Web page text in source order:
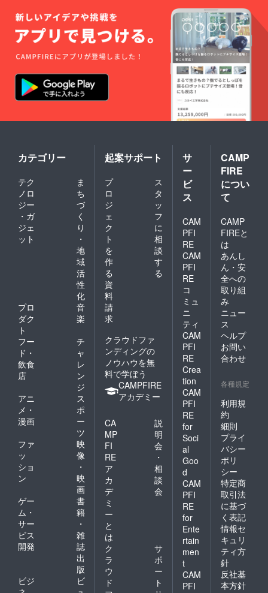
てこれは幾
多の不完全
燃焼の優秀
な技術者を
虚しく葬る
原因となっ
てしまった
のです。
会社群が元
気に忙しく
活動してい
た時代を知
る最後の年
代でもあり
ます。さら
に先輩の中
には長年の
実務経験で
培われたア
イデアや知
見を、多数
お持ちであ
りながら、
それらを世
に出す場も
仲間も資金
もないとい
うジレンマ
を抱える
方々もおら
れます。そ
してそれら
の方々は人
生を全うす
る時期が
迫ってきて
もいるので
す。 とい
うことで、
ＺＮＯＮＺ
は、これら
の同胞とも
カテゴリー
テク
ノロ
ジー
・ガ
ジェ
ット
ま
ち
づ
く
り
・
地
域
活
性
化
プロ
ダク
ト
音
楽
フー
ド・
飲食
店
チ
ャ
レ
ン
ジ
アニ
メ・
漫画
ス
ポ
ー
ツ
ファ
ッ
ショ
ン
映
像
・
映
画
ゲー
ム・
サー
ビス
開発
書
籍
・
雑
誌
出
版
ビジ
ビ
起案サポート
プ
ロ
ジ
ェ
ク
ト
を
作
る
ス
タ
ッ
フ
に
相
談
す
る
資
料
請
求
クラウドファ
ンディングの
ノウハウを無
料で学ぼう
CAMPFIRE
アカデミー
CA
MP
FI
RE
ア
カ
デ
ミ
ー
と
は
説
明
会
・
相
談
会
ク
ラ
ウ
ド
サ
ポ
ー
ト
サ
ー
ビ
ス
CAM
PFI
RE
CAM
PFI
RE
コ
ミュ
ニ
ティ
CAM
PFI
RE
Crea
tion
CAM
PFI
RE
for
Soci
al
Goo
d
CAM
PFI
RE
for
Ente
rtain
men
t
CAM
PFI
CAMP
FIRE
につい
て
CAMP
FIREと
は
あんし
ん・安
全への
取り組
み
ニュー
ス
ヘルプ
お問い
合わせ
各種規定
利用規
約
細則
プライ
バシー
ポリ
シー
特定商
取引法
に基づ
く表記
情報セ
キュリ
ティ方
針
反社基
本方針